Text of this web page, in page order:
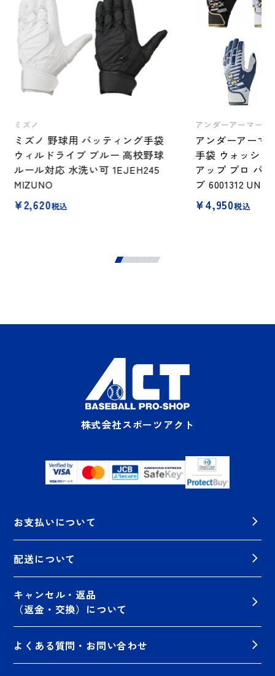
ミズノ
ミズノ 野球用 バッティング手袋
ウィルドライブ ブルー 高校野球
ルール対応 水洗い可 1EJEH245
MIZUNO
¥2,620税込
アンダーアーマー
アンダーアーマ
手袋 ウォッシャ
アップ プロ バ
ブ 6001312
¥4,950税込
株式会社スポーツアクト
お支払いについて
配送について
キャンセル・返品
（返金・交換）について
よくある質問・お問い合わせ